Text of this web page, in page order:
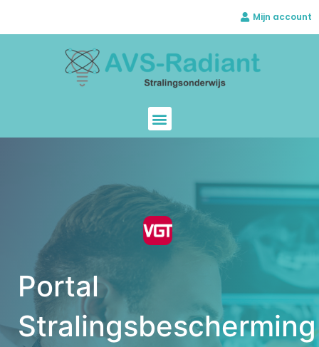
Mijn account
Portal
Stralingsbescherming